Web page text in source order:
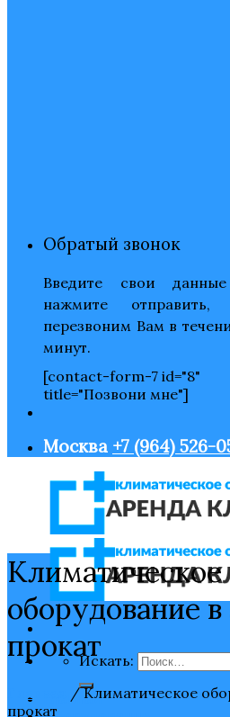
Обратый звонок
Введите свои
нажмите
перезвоним Вам в
минут.
[contact-form-7 id="8"
title="Позвони мне"]
Москва +7 (964) 526-
Искать:
Главная
Климатическое
оборудование
прокат
/Климатическое
прокат